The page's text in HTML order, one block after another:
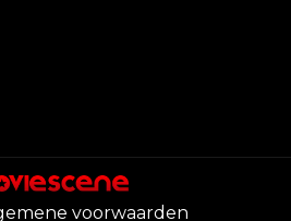
voorwaarden